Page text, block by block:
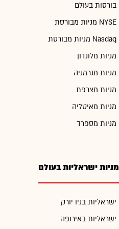
בורסות בעולם
מניות מבורסת NYSE
מניות מבורסת Nasdaq
מניות מלונדון
מניות מגרמניה
מניות מצרפת
מניות מאיטליה
מניות מספרד
מניות ישראליות בעולם
ישראליות בניו יורק
ישראליות באירופה